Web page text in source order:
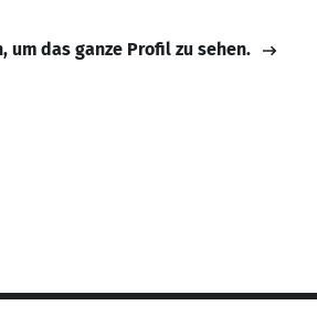
um das ganze Profil zu sehen.